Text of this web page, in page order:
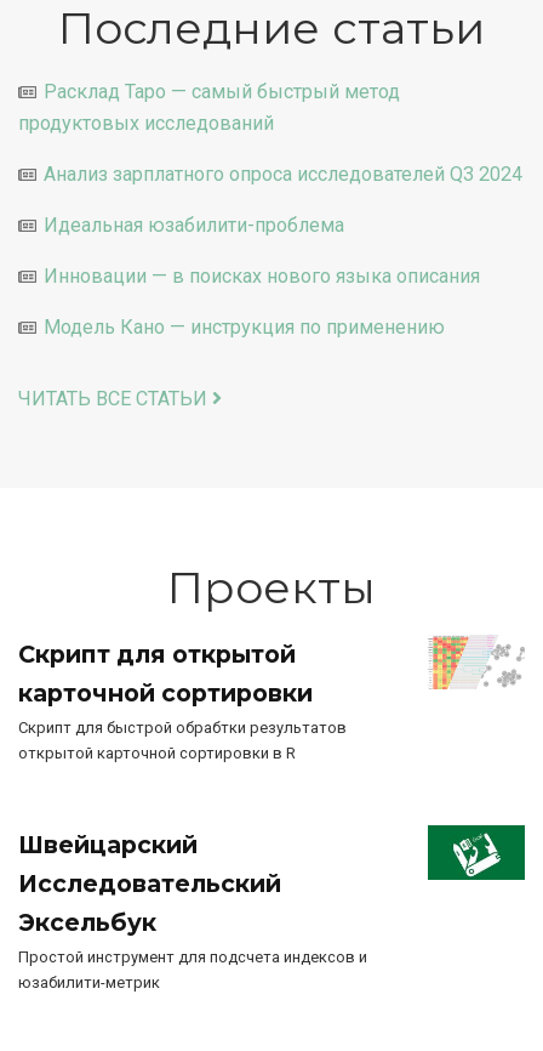
Последние статьи
Расклад Таро — самый быстрый метод
продуктовых исследований
Анализ зарплатного опроса исследователей Q3 2024
Идеальная юзабилити-проблема
Инновации — в поисках нового языка описания
Модель Кано — инструкция по применению
ЧИТАТЬ ВСЕ СТАТЬИ
Проекты
Скрипт для открытой
карточной сортировки
Скрипт для быстрой обрабтки результатов
открытой карточной сортировки в R
Швейцарский
Исследовательский
Эксельбук
Простой инструмент для подсчета индексов и
юзабилити-метрик